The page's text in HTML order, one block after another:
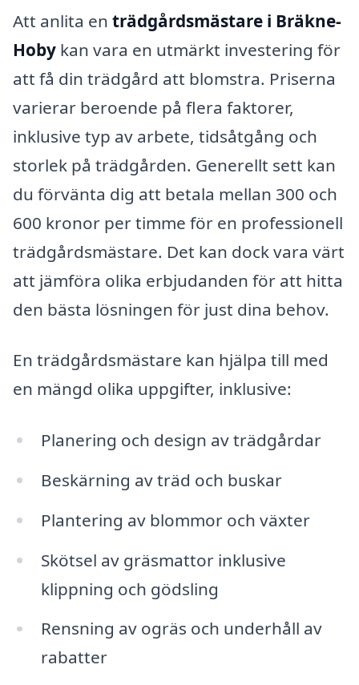
Att anlita en trädgårdsmästare i Bräkne-
Hoby kan vara en utmärkt investering för
att få din trädgård att blomstra. Priserna
varierar beroende på flera faktorer,
inklusive typ av arbete, tidsåtgång och
storlek på trädgården. Generellt sett kan
du förvänta dig att betala mellan 300 och
600 kronor per timme för en professionell
trädgårdsmästare. Det kan dock vara värt
att jämföra olika erbjudanden för att hitta
den bästa lösningen för just dina behov.
En trädgårdsmästare kan hjälpa till med
en mängd olika uppgifter, inklusive:
Planering och design av trädgårdar
Beskärning av träd och buskar
Plantering av blommor och växter
Skötsel av gräsmattor inklusive
klippning och gödsling
Rensning av ogräs och underhåll av
rabatter